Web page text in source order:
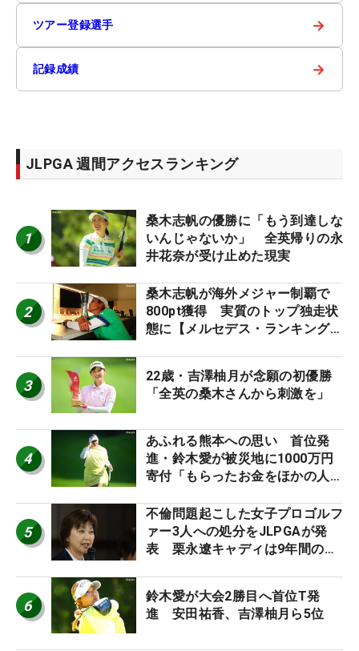
ツアー登録選手 →
記録成績 →
JLPGA 週間アクセスランキング
1
桑木志帆の優勝に「もう到達しな
いんじゃないか」 全英帰りの永
井花奈が受け止めた現実
2
桑木志帆が海外メジャー制覇で
800pt獲得 実質のトップ独走状
態に【メルセデス・ランキング番
3
22歳・吉澤柚月が念願の初優勝
「全英の桑木さんから刺激を」
4
あふれる熊本への思い 首位発
進・鈴木愛が被災地に1000万円
寄付「もらったお金をほかの人
5
不倫問題起こした女子プロゴルフ
ァー3人への処分をJLPGAが発
表 栗永遼キャディは9年間の立
6
鈴木愛が大会2勝目へ首位T発
進 安田祐香、吉澤柚月ら5位